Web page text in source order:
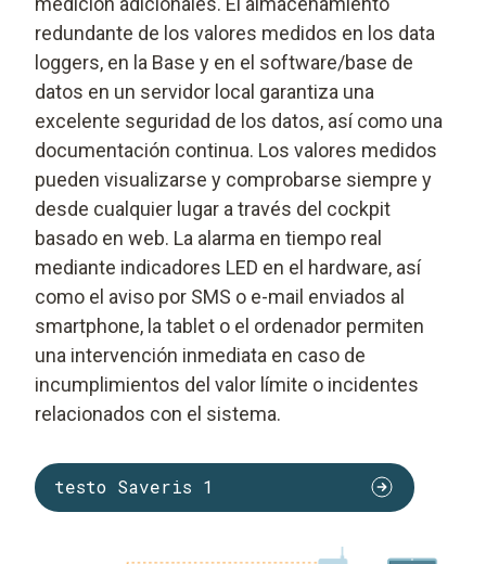
redundante de los valores medidos en los data
loggers, en la Base y en el software/base de
datos en un servidor local garantiza una
excelente seguridad de los datos, así como una
documentación continua. Los valores medidos
pueden visualizarse y comprobarse siempre y
desde cualquier lugar a través del cockpit
basado en web. La alarma en tiempo real
mediante indicadores LED en el hardware, así
como el aviso por SMS o e-mail enviados al
smartphone, la tablet o el ordenador permiten
una intervención inmediata en caso de
incumplimientos del valor límite o incidentes
relacionados con el sistema.
testo Saveris 1